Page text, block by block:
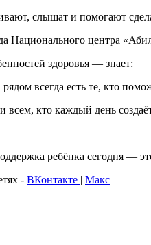
слышат и помогают
центра
здоровья — знает:
всегда есть те, кто
кто каждый день
ребёнка сегодня —
- ВКонтакте | Макс